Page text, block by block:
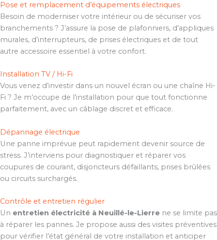
Pose et remplacement d’équipements électriques
Besoin de moderniser votre intérieur ou de sécuriser vos
branchements ? J’assure la pose de plafonniers, d’appliques
murales, d’interrupteurs, de prises électriques et de tout
autre accessoire essentiel à votre confort.
Installation TV / Hi-Fi
Vous venez d’investir dans un nouvel écran ou une chaîne Hi-
Fi ? Je m’occupe de l’installation pour que tout fonctionne
parfaitement, avec un câblage discret et efficace.
Dépannage électrique
Une panne imprévue peut rapidement devenir source de
stress. J’interviens pour diagnostiquer et réparer vos
coupures de courant, disjoncteurs défaillants, prises brûlées
ou circuits surchargés.
Contrôle et entretien régulier
Un entretien électricité à Neuillé-le-Lierre ne se limite pas
à réparer les pannes. Je propose aussi des visites préventives
pour vérifier l’état général de votre installation et anticiper